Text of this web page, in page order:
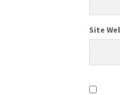
Site